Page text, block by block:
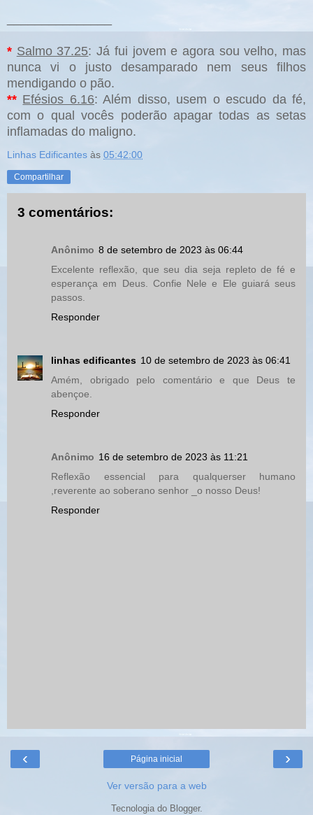
* Salmo 37.25: Já fui jovem e agora sou velho, mas
nunca vi o justo desamparado nem seus filhos
mendigando o pão.
** Efésios 6.16: Além disso, usem o escudo da fé,
com o qual vocês poderão apagar todas as setas
inflamadas do maligno.
Linhas Edificantes às 05:42:00
Compartilhar
3 comentários:
Anônimo 8 de setembro de 2023 às 06:44
Excelente reflexão, que seu dia seja repleto de fé e
esperança em Deus. Confie Nele e Ele guiará seus
passos.
Responder
linhas edificantes 10 de setembro de 2023 às 06:41
Amém, obrigado pelo comentário e que Deus te
abençoe.
Responder
Anônimo 16 de setembro de 2023 às 11:21
Reflexão essencial para qualquerser humano
,reverente ao soberano senhor _o nosso Deus!
Responder
‹ ›
Página inicial
Ver versão para a web
Tecnologia do Blogger.